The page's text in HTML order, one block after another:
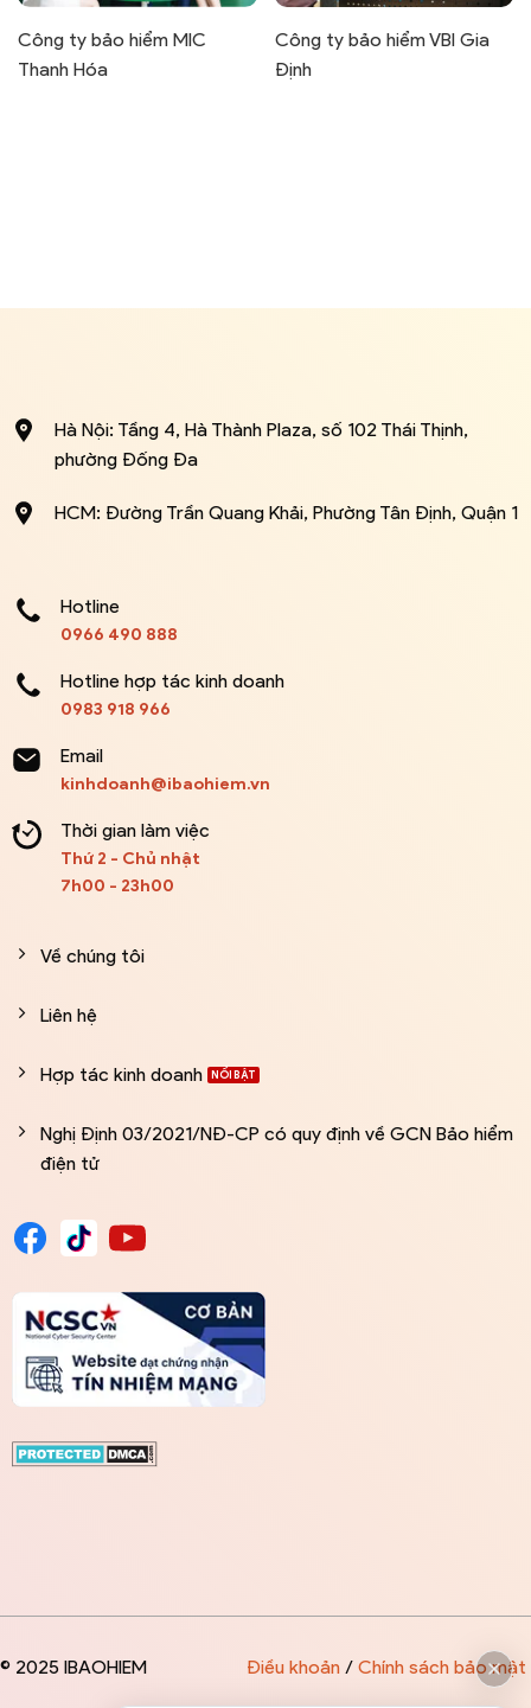
Công ty bảo hiểm MIC
Thanh Hóa
Công ty bảo hiểm VBI Gia
Định
Hà Nội: Tầng 4, Hà Thành Plaza, số 102 Thái Thịnh,
phường Đống Đa
HCM: Đường Trần Quang Khải, Phường Tân Định, Quận 1
Hotline
0966 490 888
Hotline hợp tác kinh doanh
0983 918 966
Email
kinhdoanh@ibaohiem.vn
Thời gian làm việc
Thứ 2 - Chủ nhật
7h00 - 23h00
Về chúng tôi
Liên hệ
Hợp tác kinh doanh
Nghị Định 03/2021/NĐ-CP có quy định về GCN Bảo hiểm
điện tử
© 2025 IBAOHIEM Điều khoản/ Chính sách bảo mật